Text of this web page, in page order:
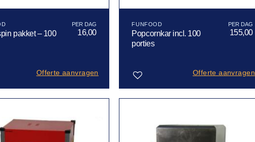
pakket – 100
16,00
Offerte aanvragen
FUNFOOD
Popcornkar incl. 100
porties
155,00
Offerte aanvragen